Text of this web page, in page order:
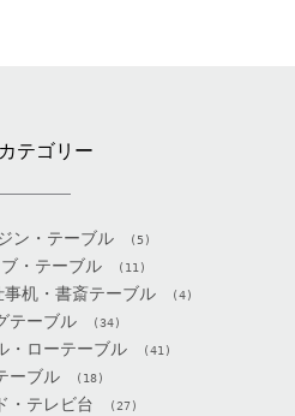
テゴリー
ン・テーブル (5)
・テーブル (11)
机・書斎テーブル (4)
テーブル (34)
・ローテーブル (41)
ーブル (18)
・テレビ台 (27)